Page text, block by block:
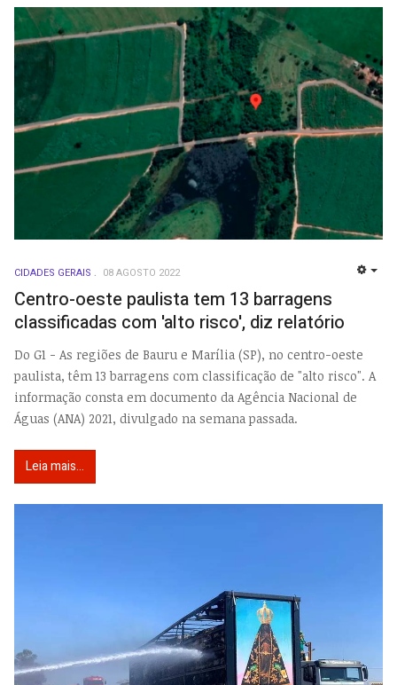
CIDADES GERAIS 08 AGOSTO 2022
Centro-oeste paulista tem 13 barragens
classificadas com 'alto risco', diz relatório
Do G1 - As regiões de Bauru e Marília (SP), no centro-oeste
paulista, têm 13 barragens com classificação de "alto risco". A
informação consta em documento da Agência Nacional de
Águas (ANA) 2021, divulgado na semana passada.
Leia mais...